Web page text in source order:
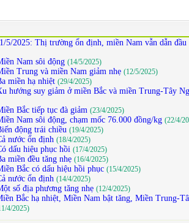
5/2025: Thị trường ổn định, miền Nam vẫn dẫn
Nam sôi động (14/5/2025)
Trung và miền Nam giảm nhẹ (12/5/2025)
miền hạ nhiệt (29/4/2025)
hướng suy giảm ở miền Bắc và miền Trung-Tây
Bắc tiếp tục đà giảm (23/4/2025)
Nam sôi động, chạm mốc 76.000 đồng/kg (22/4/
động trái chiều (19/4/2025)
nước ổn định (18/4/2025)
dấu hiệu phục hồi (17/4/2025)
miền đều tăng nhẹ (16/4/2025)
Bắc có dấu hiệu hồi phục (15/4/2025)
nước ổn định (14/4/2025)
số địa phương tăng nhẹ (12/4/2025)
Bắc hạ nhiệt, Miền Nam bật tăng, Miền Trung-
4/2025)